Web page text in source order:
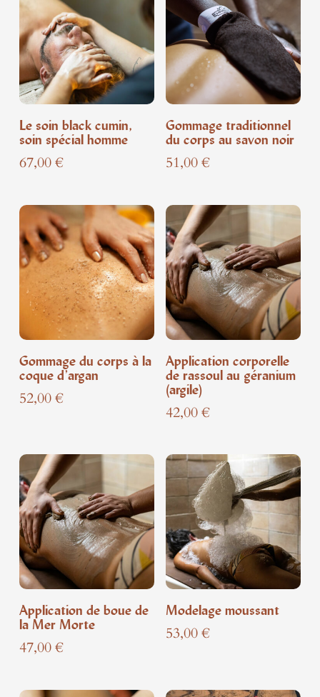
Le soin black cumin,
soin spécial homme
67,00€
Gommage traditionnel
du corps au savon noir
51,00€
Gommage du corps à la
coque d’argan
52,00€
Application corporelle
de rassoul au géranium
(argile)
42,00€
Application de boue de
la Mer Morte
47,00€
Modelage moussant
53,00€